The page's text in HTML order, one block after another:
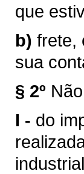
que
b) frete,
sua
§ 2º
I - do